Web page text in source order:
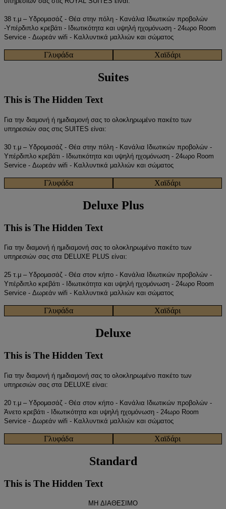
38 τ.μ – Υδρομασάζ - Θέα στην πόλη - Κανάλια Ιδιωτικών προβολών
-Υπέρδιπλο κρεβάτι - Ιδιωτικότητα και υψηλή ηχομόνωση - 24ωρο Room
Service - Δωρεάν wifi - Καλλυντικά μαλλιών και σώματος
Γλυφάδα Χαϊδάρι
Suites
This is The Hidden Text
Για την διαμονή ή ημιδιαμονή σας το ολοκληρωμένο πακέτο των
υπηρεσιών σας στις SUITES είναι:
30 τ.μ – Υδρομασάζ - Θέα στην πόλη - Κανάλια Ιδιωτικών προβολών -
Υπέρδιπλο κρεβάτι - Ιδιωτικότητα και υψηλή ηχομόνωση - 24ωρο Room
Service - Δωρεάν wifi - Καλλυντικά μαλλιών και σώματος
Γλυφάδα Χαϊδάρι
Deluxe Plus
This is The Hidden Text
Για την διαμονή ή ημιδιαμονή σας το ολοκληρωμένο πακέτο των
υπηρεσιών σας στα DELUXE PLUS είναι:
25 τ.μ – Υδρομασάζ - Θέα στον κήπο - Κανάλια Ιδιωτικών προβολών -
Υπέρδιπλο κρεβάτι - Ιδιωτικότητα και υψηλή ηχομόνωση - 24ωρο Room
Service - Δωρεάν wifi - Καλλυντικά μαλλιών και σώματος
Γλυφάδα Χαϊδάρι
Deluxe
This is The Hidden Text
Για την διαμονή ή ημιδιαμονή σας το ολοκληρωμένο πακέτο των
υπηρεσιών σας στα DELUXE είναι:
20 τ.μ – Υδρομασάζ - Θέα στον κήπο - Κανάλια Ιδιωτικών προβολών -
Άνετο κρεβάτι - Ιδιωτικότητα και υψηλή ηχομόνωση - 24ωρο Room
Service - Δωρεάν wifi - Καλλυντικά μαλλιών και σώματος
Γλυφάδα Χαϊδάρι
Standard
This is The Hidden Text
MH ΔΙΑΘΕΣΙΜΟ